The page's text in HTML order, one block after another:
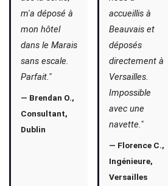
m'a déposé à
mon hôtel
dans le Marais
sans escale.
Parfait."
— Brendan O.,
Consultant,
Dublin
accueillis à
Beauvais et
déposés
directement à
Versailles.
Impossible
avec une
navette."
— Florence C.,
Ingénieure,
Versailles